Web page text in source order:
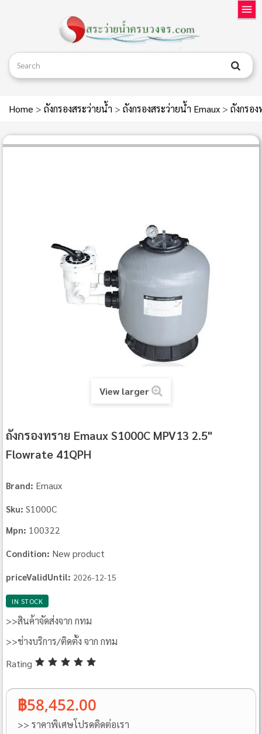
Home > ถังกรองสระว่ายน้ำ > ถังกรองสระว่ายน้ำ Emaux > ถังกรอ
View larger
ถังกรองทราย Emaux S1000C MPV13 2.5"
Flowrate 41QPH
Brand: Emaux
Sku: S1000C
Mpn: 100322
Condition: New product
priceValidUntil: 2026-12-15
IN STOCK
>>สินค้าจัดส่งจาก กทม
>>ช่างบริการ/ติดตั้ง จาก กทม
Rating
฿58,452.00
>> ราคาพิเศษโปรดติดต่อเรา